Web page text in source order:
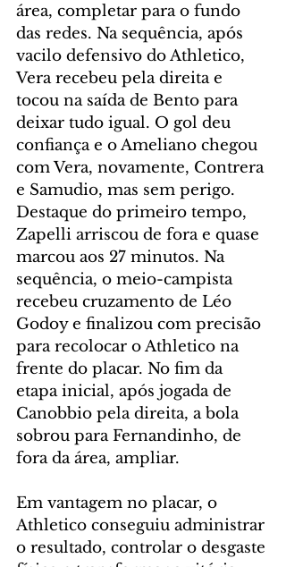
área, completar para o fundo
das redes. Na sequência, após
vacilo defensivo do Athletico,
Vera recebeu pela direita e
tocou na saída de Bento para
deixar tudo igual. O gol deu
confiança e o Ameliano chegou
com Vera, novamente, Contrera
e Samudio, mas sem perigo.
Destaque do primeiro tempo,
Zapelli arriscou de fora e quase
marcou aos 27 minutos. Na
sequência, o meio-campista
recebeu cruzamento de Léo
Godoy e finalizou com precisão
para recolocar o Athletico na
frente do placar. No fim da
etapa inicial, após jogada de
Canobbio pela direita, a bola
sobrou para Fernandinho, de
fora da área, ampliar.
Em vantagem no placar, o
Athletico conseguiu administrar
o resultado, controlar o desgaste